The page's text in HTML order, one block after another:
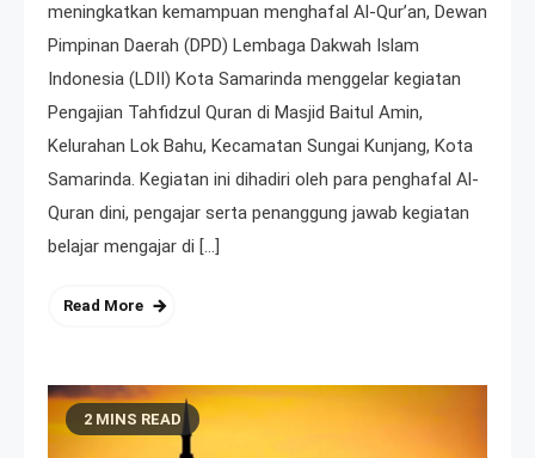
meningkatkan kemampuan menghafal Al-Qur’an, Dewan
Pimpinan Daerah (DPD) Lembaga Dakwah Islam
Indonesia (LDII) Kota Samarinda menggelar kegiatan
Pengajian Tahfidzul Quran di Masjid Baitul Amin,
Kelurahan Lok Bahu, Kecamatan Sungai Kunjang, Kota
Samarinda. Kegiatan ini dihadiri oleh para penghafal Al-
Quran dini, pengajar serta penanggung jawab kegiatan
belajar mengajar di […]
Read More
2 MINS READ